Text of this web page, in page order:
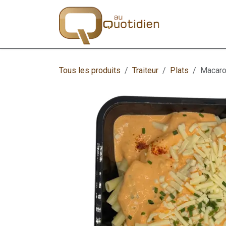
Se rendre au contenu
Tous les produits Traiteur Plats